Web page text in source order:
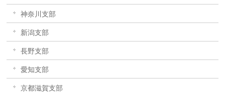
神奈川支部
新潟支部
長野支部
愛知支部
京都滋賀支部